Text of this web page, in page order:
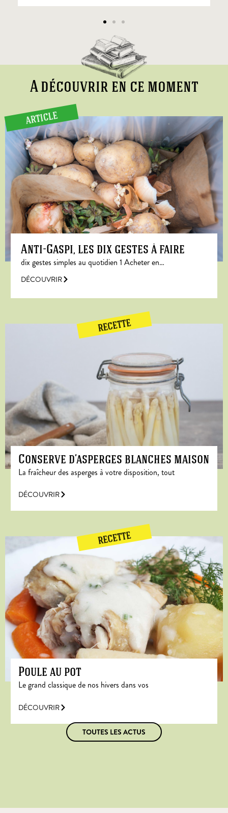
A découvrir en ce moment
ARTICLE
Anti-Gaspi, les dix gestes à faire
dix gestes simples au quotidien 1 Acheter en…
DÉCOUVRIR
RECETTE
Conserve d’asperges blanches maison
La fraîcheur des asperges à votre disposition, tout
DÉCOUVRIR
RECETTE
Poule au pot
Le grand classique de nos hivers dans vos
DÉCOUVRIR
TOUTES LES ACTUS